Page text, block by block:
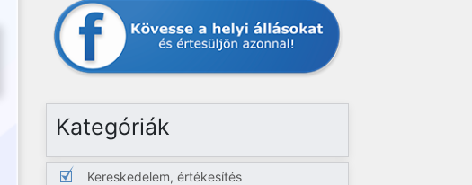
Kategóriák
Kereskedelem, értékesítés